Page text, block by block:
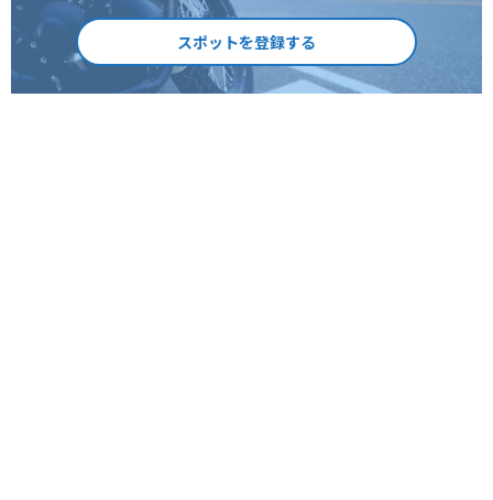
スポットを登録する